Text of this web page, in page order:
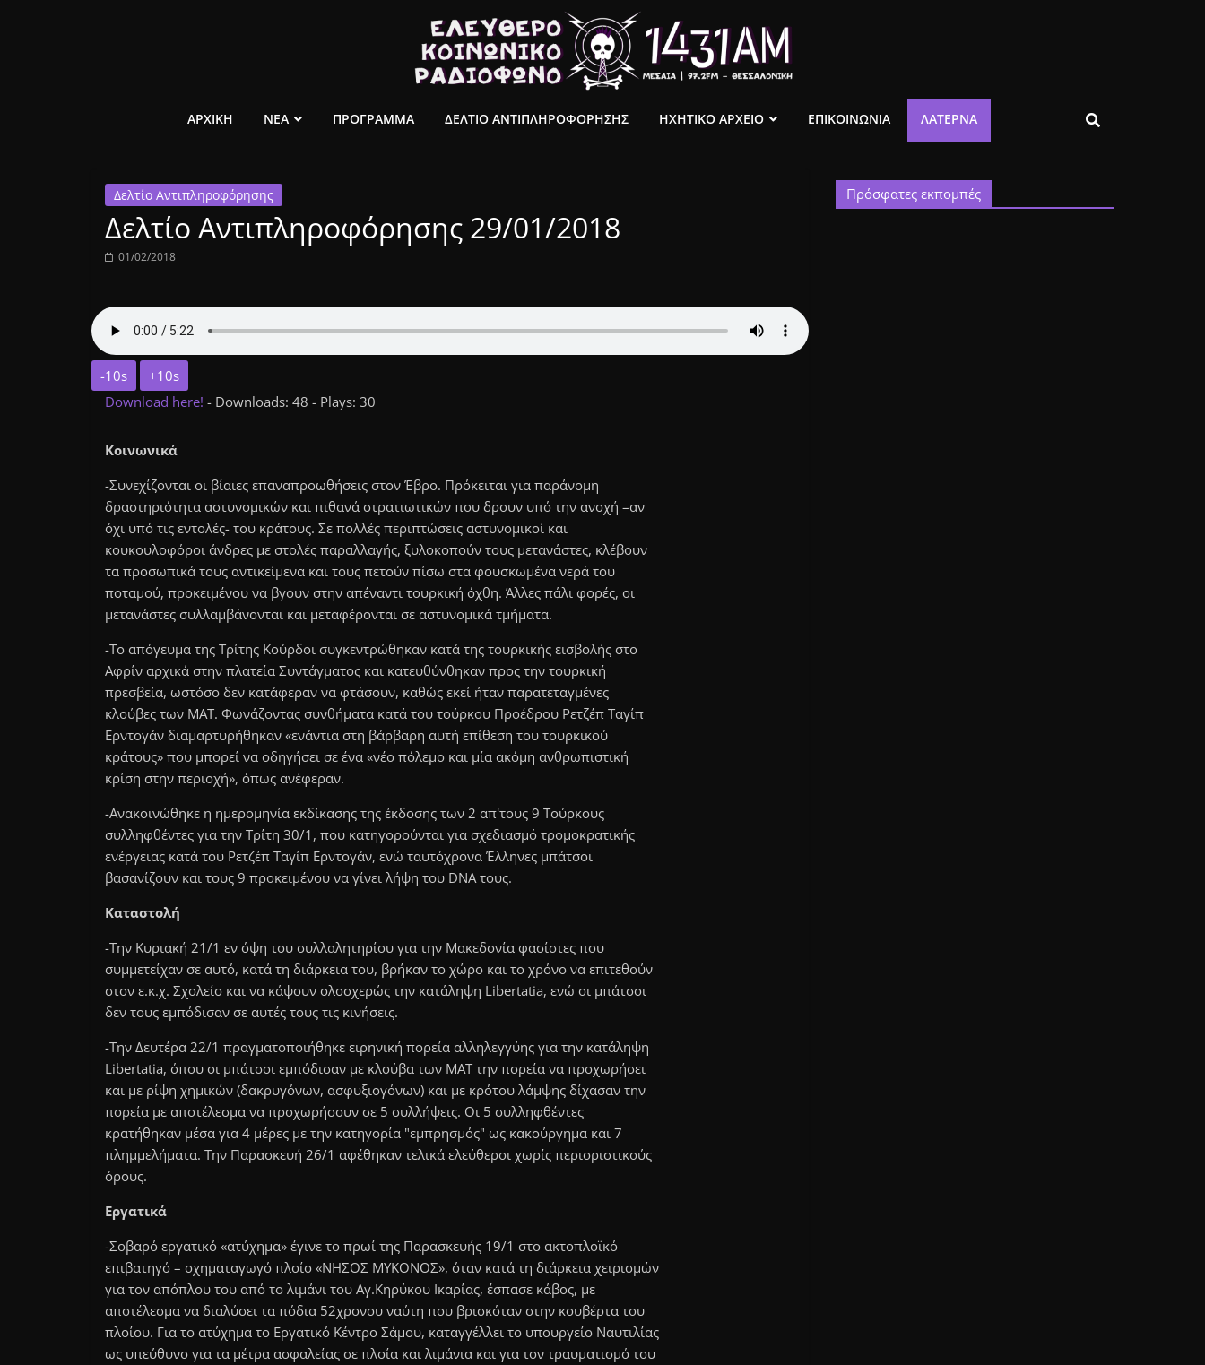
ελεύθερο
ραδιόφωνο
1431AM
ΑΡΧΙΚΗ ΝΕΑ ΠΡΟΓΡΑΜΜΑ ΔΕΛΤΙΟ ΑΝΤΙΠΛΗΡΟΦΟΡΗΣΗΣ ΗΧΗΤΙΚΟ ΑΡΧΕΙΟ ΕΠΙΚΟΙΝΩΝΙΑ ΛΑΤΈΡΝΑ
Δελτίο Αντιπληροφόρησης
Δελτίο Αντιπληροφόρησης 29/01/2018
01/02/2018
-10s
+10s
Download here! - Downloads: 48 - Plays: 30
Κοινωνικά
-Συνεχίζονται οι βίαιες επαναπροωθήσεις στον Έβρο. Πρόκειται για παράνομη
δραστηριότητα αστυνομικών και πιθανά στρατιωτικών που δρουν υπό την ανοχή –αν
όχι υπό τις εντολές- του κράτους. Σε πολλές περιπτώσεις αστυνομικοί και
κουκουλοφόροι άνδρες με στολές παραλλαγής, ξυλοκοπούν τους μετανάστες, κλέβουν
τα προσωπικά τους αντικείμενα και τους πετούν πίσω στα φουσκωμένα νερά του
ποταμού, προκειμένου να βγουν στην απέναντι τουρκική όχθη. Άλλες πάλι φορές, οι
μετανάστες συλλαμβάνονται και μεταφέρονται σε αστυνομικά τμήματα.
-Το απόγευμα της Τρίτης Κούρδοι συγκεντρώθηκαν κατά της τουρκικής εισβολής στο
Αφρίν αρχικά στην πλατεία Συντάγματος και κατευθύνθηκαν προς την τουρκική
πρεσβεία, ωστόσο δεν κατάφεραν να φτάσουν, καθώς εκεί ήταν παρατεταγμένες
κλούβες των ΜΑΤ. Φωνάζοντας συνθήματα κατά του τούρκου Προέδρου Ρετζέπ Ταγίπ
Ερντογάν διαμαρτυρήθηκαν «ενάντια στη βάρβαρη αυτή επίθεση του τουρκικού
κράτους» που μπορεί να οδηγήσει σε ένα «νέο πόλεμο και μία ακόμη ανθρωπιστική
κρίση στην περιοχή», όπως ανέφεραν.
-Ανακοινώθηκε η ημερομηνία εκδίκασης της έκδοσης των 2 απ'τους 9 Τούρκους
συλληφθέντες για την Τρίτη 30/1, που κατηγορούνται για σχεδιασμό τρομοκρατικής
ενέργειας κατά του Ρετζέπ Ταγίπ Ερντογάν, ενώ ταυτόχρονα Έλληνες μπάτσοι
βασανίζουν και τους 9 προκειμένου να γίνει λήψη του DNA τους.
Καταστολή
-Την Κυριακή 21/1 εν όψη του συλλαλητηρίου για την Μακεδονία φασίστες που
συμμετείχαν σε αυτό, κατά τη διάρκεια του, βρήκαν το χώρο και το χρόνο να επιτεθούν
στον ε.κ.χ. Σχολείο και να κάψουν ολοσχερώς την κατάληψη Libertatia, ενώ οι μπάτσοι
δεν τους εμπόδισαν σε αυτές τους τις κινήσεις.
-Την Δευτέρα 22/1 πραγματοποιήθηκε ειρηνική πορεία αλληλεγγύης για την κατάληψη
Libertatia, όπου οι μπάτσοι εμπόδισαν με κλούβα των ΜΑΤ την πορεία να προχωρήσει
και με ρίψη χημικών (δακρυγόνων, ασφυξιογόνων) και με κρότου λάμψης δίχασαν την
πορεία με αποτέλεσμα να προχωρήσουν σε 5 συλλήψεις. Οι 5 συλληφθέντες
κρατήθηκαν μέσα για 4 μέρες με την κατηγορία "εμπρησμός" ως κακούργημα και 7
πλημμελήματα. Την Παρασκευή 26/1 αφέθηκαν τελικά ελεύθεροι χωρίς περιοριστικούς
όρους.
Εργατικά
-Σοβαρό εργατικό «ατύχημα» έγινε το πρωί της Παρασκευής 19/1 στο ακτοπλοϊκό
επιβατηγό – οχηματαγωγό πλοίο «ΝΗΣΟΣ ΜΥΚΟΝΟΣ», όταν κατά τη διάρκεια χειρισμών
για τον απόπλου του από το λιμάνι του Αγ.Κηρύκου Ικαρίας, έσπασε κάβος, με
αποτέλεσμα να διαλύσει τα πόδια 52χρονου ναύτη που βρισκόταν στην κουβέρτα του
πλοίου. Για το ατύχημα το Εργατικό Κέντρο Σάμου, καταγγέλλει το υπουργείο Ναυτιλίας
ως υπεύθυνο για τα μέτρα ασφαλείας σε πλοία και λιμάνια και για τον τραυματισμό του
Πρόσφατες εκπομπές